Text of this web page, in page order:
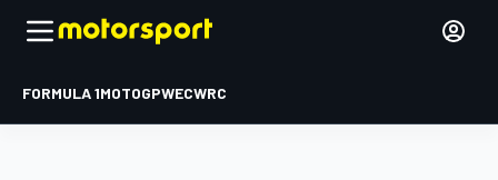
FORMULA 1MOTOGPWECWRC